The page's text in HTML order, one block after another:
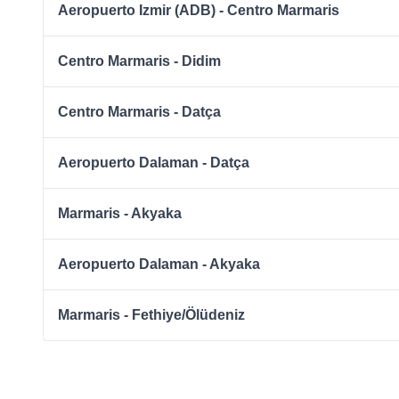
Aeropuerto Izmir (ADB) - Centro Marmaris
Centro Marmaris - Didim
Centro Marmaris - Datça
Aeropuerto Dalaman - Datça
Marmaris - Akyaka
Aeropuerto Dalaman - Akyaka
Marmaris - Fethiye/Ölüdeniz